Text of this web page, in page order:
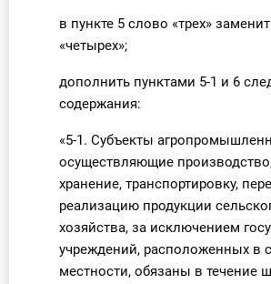
в пункте 5 слово «трех»
«четырех»;
дополнить пунктами 5-1 и 6
содержания:
«5-1. Субъекты
осуществляющие производство,
хранение, транспортировку,
реализацию продукции
хозяйства, за исключением
учреждений, расположенных в
местности, обязаны в течение